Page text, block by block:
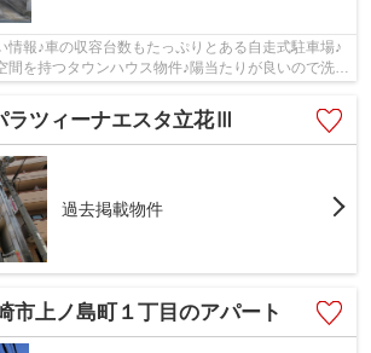
報♪車の収容台数もたっぷりとある自走式駐車場♪
間を持つタウンハウス物件♪陽当たりが良いので洗濯
ラツィーナエスタ立花Ⅲ
過去掲載物件
市上ノ島町１丁目のアパート